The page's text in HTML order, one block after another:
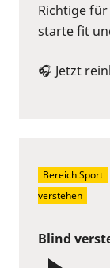
Richtige
starte fit
🎧 Jetzt
Blind
Bereich Sport
verstehen